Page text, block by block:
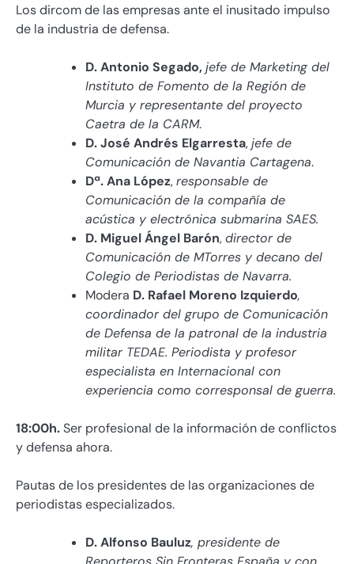
Los dircom de las empresas ante el inusitado impulso
de la industria de defensa.
D. Antonio Segado,jefe de Marketing del
Instituto de Fomento de la Región de
Murcia y representante del proyecto
Caetra de la CARM.
D. José Andrés Elgarresta,jefe de
Comunicación de Navantia Cartagena.
Dª. Ana López,responsable de
Comunicación de la compañía de
acústica y electrónica submarina SAES.
D. Miguel Ángel Barón,director de
Comunicación de MTorres y decano del
Colegio de Periodistas de Navarra.
Modera D. Rafael Moreno Izquierdo,
coordinador del grupo de Comunicación
de Defensa de la patronal de la industria
militar TEDAE. Periodista y profesor
especialista en Internacional con
experiencia como corresponsal de guerra.
18:00h.Ser profesional de la información de conflictos
y defensa ahora.
Pautas de los presidentes de las organizaciones de
periodistas especializados.
D. Alfonso Bauluz, presidente de